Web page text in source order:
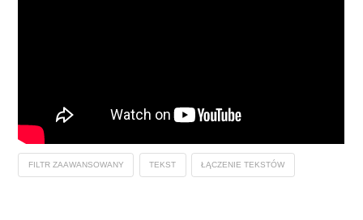
FILTR ZAAWANSOWANY TEKST ŁĄCZENIE TEKSTÓW